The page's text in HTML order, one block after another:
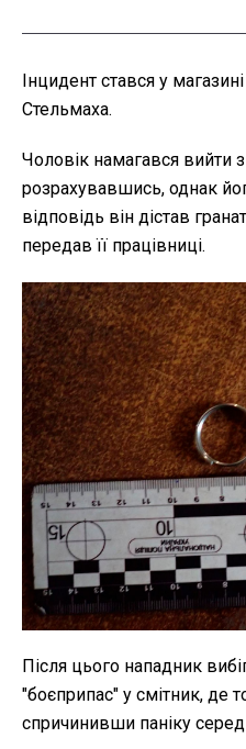
Інцидент стався у
Стельмаха.
Чоловік намагався вийти
розрахувавшись, однак
відповідь він дістав
передав її працівниці.
Після цього нападник
"боєприпас" у смітник, де
спричинивши паніку серед